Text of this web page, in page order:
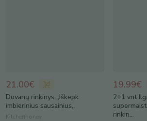
21.00€
Dovanų rinkinys „Iškepk
imbierinius sausainius,,
Kitchenhoney
19.99€
2+1 vnt
rinkin...